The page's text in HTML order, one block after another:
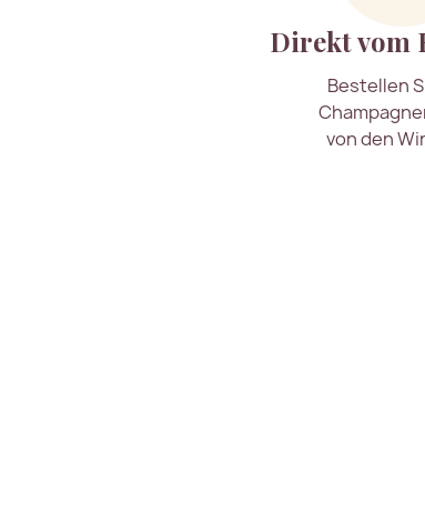
Direkt vom
Bestellen
von den